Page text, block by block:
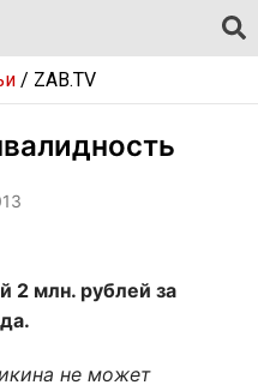
/ ZAB.TV
2 млн. рублей за
не может